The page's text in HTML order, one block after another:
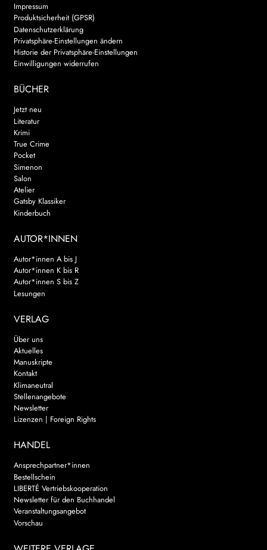
Impressum
Produktsicherheit (GPSR)
Datenschutzerklärung
Privatsphäre-Einstellungen ändern
Historie der Privatsphäre-Einstellungen
Einwilligungen widerrufen
BÜCHER
Jetzt neu
Literatur
Krimi
True Crime
Pocket
Simenon
Salon
Atelier
Gatsby Klassiker
Kinderbuch
AUTOR*INNEN
Autor*innen A bis J
Autor*innen K bis R
Autor*innen S bis Z
Lesungen
VERLAG
Über uns
Aktuelles
Manuskripte
Kontakt
Klimaneutral
Stellenangebote
Newsletter
Lizenzen | Foreign Rights
HANDEL
Ansprechpartner*innen
Bestellschein
LIBERTÉ Vertriebskooperation
Newsletter für den Buchhandel
Veranstaltungsangebot
Vorschau